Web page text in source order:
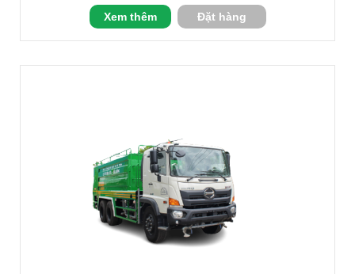
Xem thêm Đặt hàng